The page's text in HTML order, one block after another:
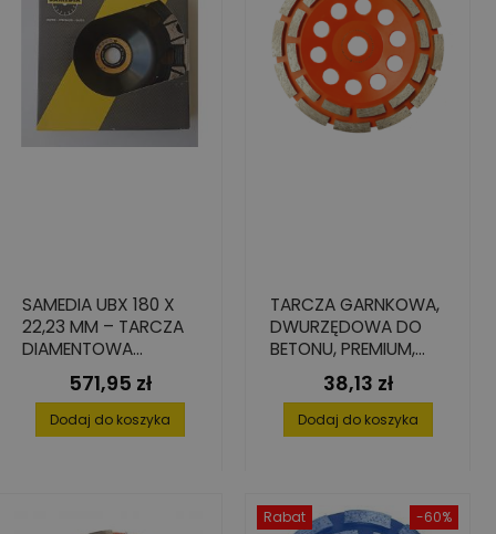
SAMEDIA UBX 180 X
22,23 MM – TARCZA
DIAMENTOWA
GARNKOWA
SZLIFOWANIA DO
BETONU
Cena
571,95 zł
Dodaj do koszyka
TARCZA GARNKOWA,
DWURZĘDOWA DO
BETONU, PREMIUM,
150 MM X 19 MM
Cena
38,13 zł
Dodaj do koszyka
-60%
Rabat